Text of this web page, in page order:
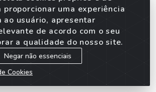
150G
uma experiência
ao usuário, apresentar
de acordo com o seu
a qualidade do nosso site.
Negar não essenciais
Cookies